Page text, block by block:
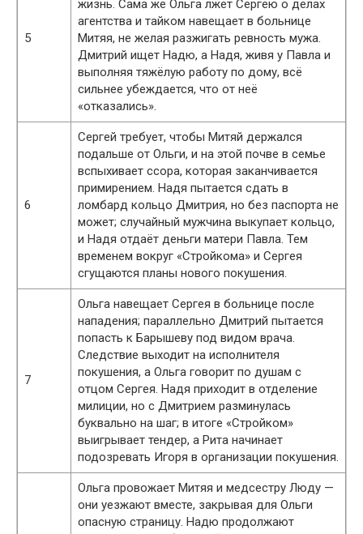
5
жизнь. Сама же Ольга лжёт Сергею о делах
агентства и тайком навещает в больнице
Митяя, не желая разжигать ревность мужа.
Дмитрий ищет Надю, а Надя, живя у Павла и
выполняя тяжёлую работу по дому, всё
сильнее убеждается, что от неё
«отказались».
6
Сергей требует, чтобы Митяй держался
подальше от Ольги, и на этой почве в семье
вспыхивает ссора, которая заканчивается
примирением. Надя пытается сдать в
ломбард кольцо Дмитрия, но без паспорта не
может; случайный мужчина выкупает кольцо,
и Надя отдаёт деньги матери Павла. Тем
временем вокруг «Стройкома» и Сергея
сгущаются планы нового покушения.
7
Ольга навещает Сергея в больнице после
нападения; параллельно Дмитрий пытается
попасть к Барышеву под видом врача.
Следствие выходит на исполнителя
покушения, а Ольга говорит по душам с
отцом Сергея. Надя приходит в отделение
милиции, но с Дмитрием разминулась
буквально на шаг; в итоге «Стройком»
выигрывает тендер, а Рита начинает
подозревать Игоря в организации покушения.
Ольга провожает Митяя и медсестру Люду —
они уезжают вместе, закрывая для Ольги
опасную страницу. Надю продолжают